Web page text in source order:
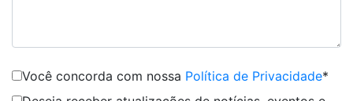
Você concorda com nossa Política de Privacidade*